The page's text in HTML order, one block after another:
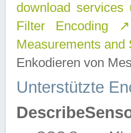
download
Filter Encoding
↗
Measurements
Enkodieren von
Unterstützte